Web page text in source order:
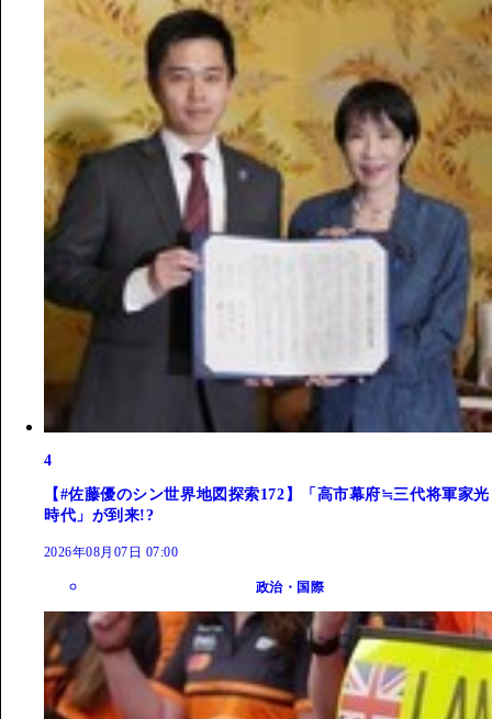
4
【#佐藤優のシン世界地図探索172】「高市幕府≒三代将軍家光
時代」が到来!?
2026年08月07日 07:00
政治・国際